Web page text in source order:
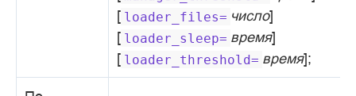
[ loader_files= число]
[ loader_sleep= время]
[ loader_threshold= время];